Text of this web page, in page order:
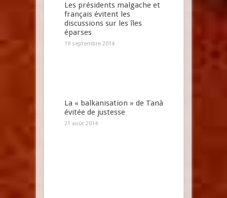
Les présidents malgache et
français évitent les
discussions sur les îles
éparses
19 septembre 2014
La « balkanisation » de Tanà
évitée de justesse
21 août 2014